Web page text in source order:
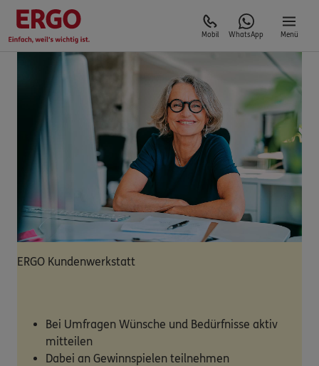
Mobil WhatsApp Menü
ERGO Kundenwerkstatt
Bei Umfragen Wünsche und Bedürfnisse aktiv
mitteilen
Dabei an Gewinnspielen teilnehmen